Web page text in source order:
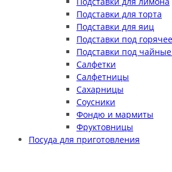
Подставки для торта
Подставки для яиц
Подставки под горячее
Подставки под
Салфетки
Салфетницы
Сахарницы
Соусники
Фондю и мармиты
Фруктовницы
Посуда для приготовления